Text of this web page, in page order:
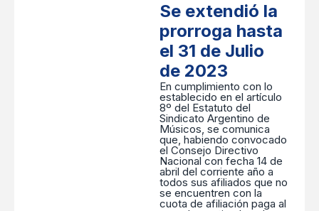
Se extendió la
prorroga hasta
el 31 de Julio
de 2023
En cumplimiento con lo
establecido en el artículo
8º del Estatuto del
Sindicato Argentino de
Músicos, se comunica
que, habiendo convocado
el Consejo Directivo
Nacional con fecha 14 de
abril del corriente año a
todos sus afiliados que no
se encuentren con la
cuota de afiliación paga al